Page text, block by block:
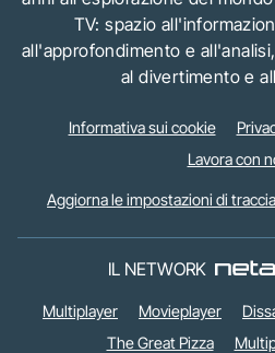
TV: spazio
all'approfondimento e
al divertimento e
Informativa sui cookie
Lavora con
Aggiorna le impostazioni di
IL NETWORK
Multiplayer Movieplayer
The Great Pizza